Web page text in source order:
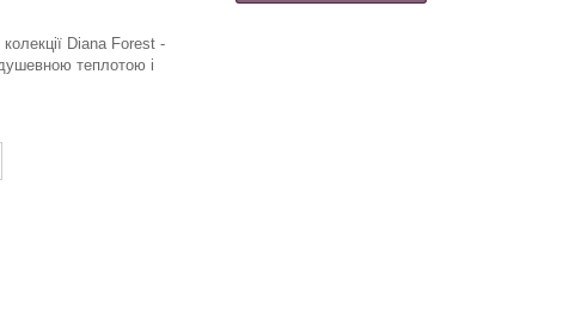
колекції Diana Forest -
теплотою і